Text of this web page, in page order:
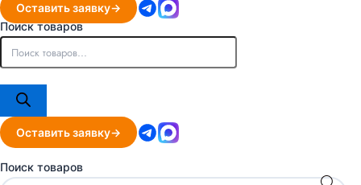
Оставить заявку
Поиск товаров
Оставить заявку
Поиск товаров